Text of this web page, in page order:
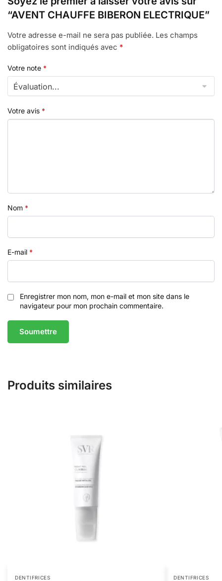
“AVENT CHAUFFE BIBERON ELECTRIQUE”
Votre adresse e-mail ne sera pas publiée. Les champs
obligatoires sont indiqués avec *
Votre note *
Votre avis *
Nom *
E-mail *
Enregistrer mon nom, mon e-mail et mon site dans le
navigateur pour mon prochain commentaire.
Produits similaires
DENTIFRICES DENTIFRICES